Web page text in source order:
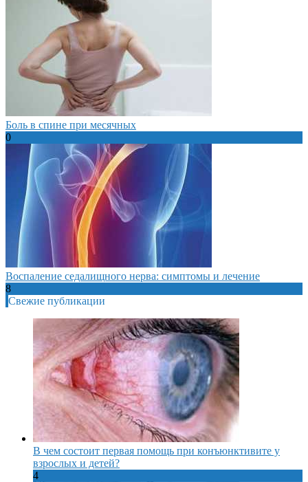
Боль в спине при месячных
0
Воспаление седалищного нерва: симптомы и лечение
8
Свежие публикации
В чем состоит первая помощь при конъюнктивите у
взрослых и детей?
4